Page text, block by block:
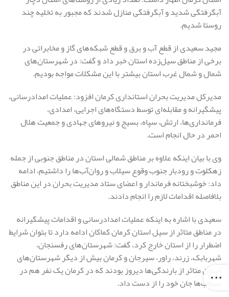
آبگرفتگی شدید و آبگرفتگی منازل شدند که مجبور به تخلیه چند
روستا شدیم.
مجید سعیدی از قطع آب و برق و قطع شبکه‌های گاز و مخابراتی در
برخی از مناطق سیل‌زده استان خبر داد و گفت: در شهرستان‌های
شمال و شمال غرب استان بیشتر با این مشکلات مواجه بودیم.
مدیرکل مدیریت بحران استانداری کرمان افزود: عملیات امدادرسانی،
پیشگیرانه و مقابله‌ای توسط دستگاه‌های اجرایی، امدادی،
فرمانداری‌ها، ارتش، سپاه، بسیج و نیروهای جهادی و جمعیت هلال
احمر در حال انجام است.
وی با بیان اینکه علاوه بر مناطق شمالی استان در مناطق جنوبی از جمله
زهکلوت و رودبار جنوب وقوع سیلاب و روان‌آب‌ها را داشتیم، ادامه
داد: خوشبختانه فرماندار و اعضای ستاد مدیریت بحران در این مناطق
بلافاصله اقدامات لازم را انجام دادند.
سعیدی با اشاره به اینکه عملیات امدادرسانی و اقدامات پیشگیرانه
در مناطق متاثر از سیل استان کرمان کماکان ادامه دارد تا بتوان شرایط
اضطرار را از استان خارج کرد، گفت: شهرستان‌های رفسنجان،
شهربابک، زرند، راور، سیرجان و کرمان بیش از دیگر شهرستان‌های
استان متاثر از بارندگی‌ها دیروز بودند که در کرمان یک نفر هم در
سیلاب‌ها جان خود را از دست داد.